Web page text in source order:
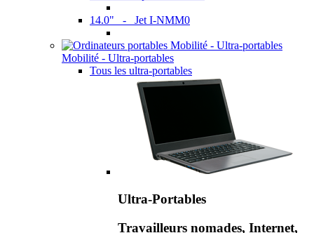
14.0" - Jet I-NMM0
Mobilité - Ultra-portables
Tous les ultra-portables
Ultra-Portables
Travailleurs nomades, Internet,